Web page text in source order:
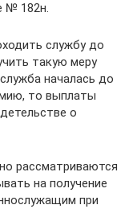
№ 182н.
службу до
такую меру
началась до
то выплаты
о
рассматриваются
на получение
при